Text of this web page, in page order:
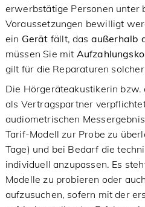
erwerbstätige Personen unter
Voraussetzungen bewilligt
ein Gerät fällt, das außerhalb
müssen Sie mit
gilt für die Reparaturen
Die Hörgeräteakustikerin
als Vertragspartner
audiometrischen
Tarif-Modell zur Probe zu
Tage) und bei Bedarf die
individuell anzupassen. Es
Modelle zu probieren oder
aufzusuchen, sofern mit der